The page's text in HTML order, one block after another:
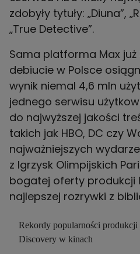
zdobyły tytuły: „Diuna”,
„True Detective”.
Sama platforma Max
debiucie w Polsce
wynik niemal 4,6 mln
jednego serwisu
do najwyższej jakości
takich jak HBO, DC czy
najważniejszych
z Igrzysk Olimpijskich
bogatej oferty produkcji
najlepszej rozrywki z
Rekordy popularności
Discovery w kinach